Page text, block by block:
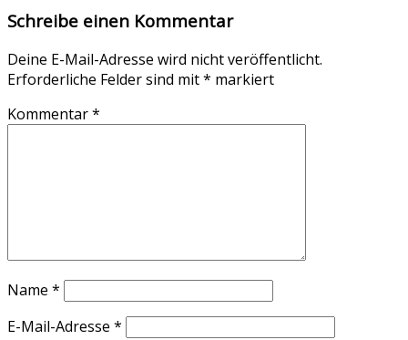
Schreibe einen Kommentar
Deine E-Mail-Adresse wird nicht veröffentlicht.
Erforderliche Felder sind mit* markiert
Kommentar*
Name *
E-Mail-Adresse *